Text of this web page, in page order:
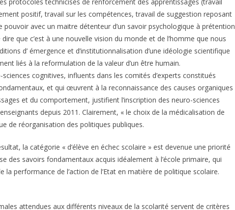
positif, travail sur les compétences, travail de suggestion reposant
pouvoir avec un maitre détenteur d’un savoir psychologique à prétention
que c’est à une nouvelle vision du monde et de l’homme que nous
d’ émergence et d’institutionnalisation d’une idéologie scientifique
liés à la reformulation de la valeur d’un être humain.
cognitives, influents dans les comités d’experts constitués
et qui œuvrent à la reconnaissance des causes organiques
et du comportement, justifient l’inscription des neuro-sciences
depuis 2011. Clairement, « le choix de la médicalisation de
de réorganisation des politiques publiques.
la catégorie « d’élève en échec scolaire » est devenue une priorité
des savoirs fondamentaux acquis idéalement à l’école primaire, qui
la performance de l’action de l’Etat en matière de politique scolaire.
attendues aux différents niveaux de la scolarité servent de critères